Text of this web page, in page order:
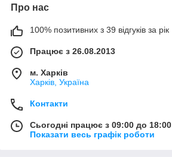
Про нас
100% позитивних з 39 відгуків за рік
Працює з 26.08.2013
м. Харків
Харків, Україна
Контакти
Сьогодні працює з 09:00 до 18:00
Показати весь графік роботи